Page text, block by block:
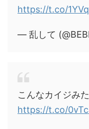
https://t.co/
— 乱して
こんなカイジみ
https://t.co/